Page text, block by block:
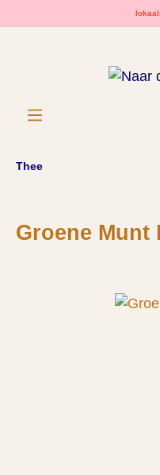
Thee
Groene Munt
Afbeeldingengalerij